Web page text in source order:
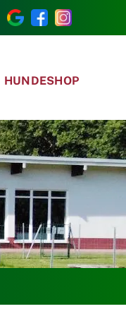
HUNDESHOP